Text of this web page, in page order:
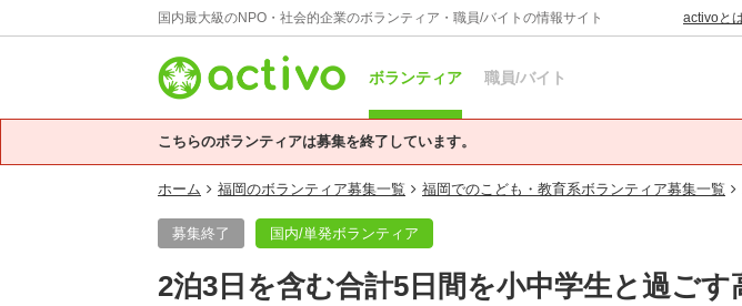
国内最大級のNPO・社会的企業のボランティア・職員/バイトの情報サイト activoと
ボランティア 職員/バイト
こちらのボランティアは募集を終了しています。
ホーム 福岡のボランティア募集一覧 福岡でのこども・教育系ボランティア募集一覧
募集終了 国内/単発ボランティア
2泊3日を含む合計5日間を小中学生と過ご